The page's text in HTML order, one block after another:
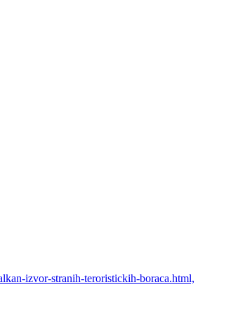
izvor-stranih-teroristickih-boraca.html,